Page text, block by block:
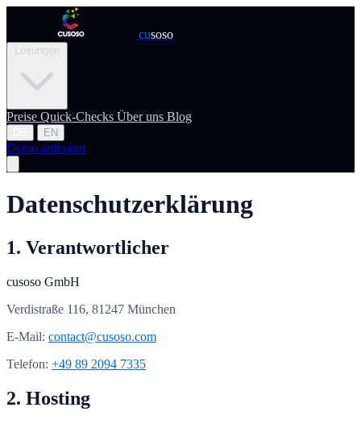
cusoso
Lösungen
Preise Quick-Checks Über uns Blog
EN
Demo anfragen
Datenschutzerklärung
1. Verantwortlicher
cusoso GmbH
Verdistraße 116, 81247 München
E-Mail: contact@cusoso.com
Telefon: +49 89 2094 7335
2. Hosting